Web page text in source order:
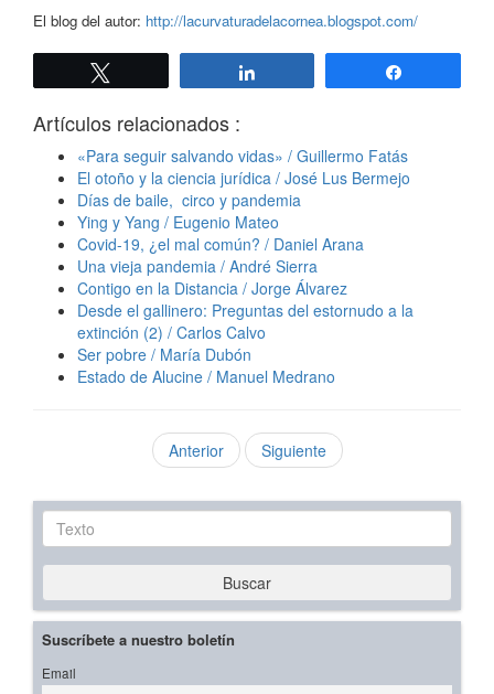
El blog del autor: http://lacurvaturadelacornea.blogspot.com/
Artículos relacionados :
«Para seguir salvando vidas» / Guillermo Fatás
El otoño y la ciencia jurídica / José Lus Bermejo
Días de baile, circo y pandemia
Ying y Yang / Eugenio Mateo
Covid-19, ¿el mal común? / Daniel Arana
Una vieja pandemia / André Sierra
Contigo en la Distancia / Jorge Álvarez
Desde el gallinero: Preguntas del estornudo a la
extinción (2) / Carlos Calvo
Ser pobre / María Dubón
Estado de Alucine / Manuel Medrano
Anterior Siguiente
Texto
Buscar
Suscríbete a nuestro boletín
Email